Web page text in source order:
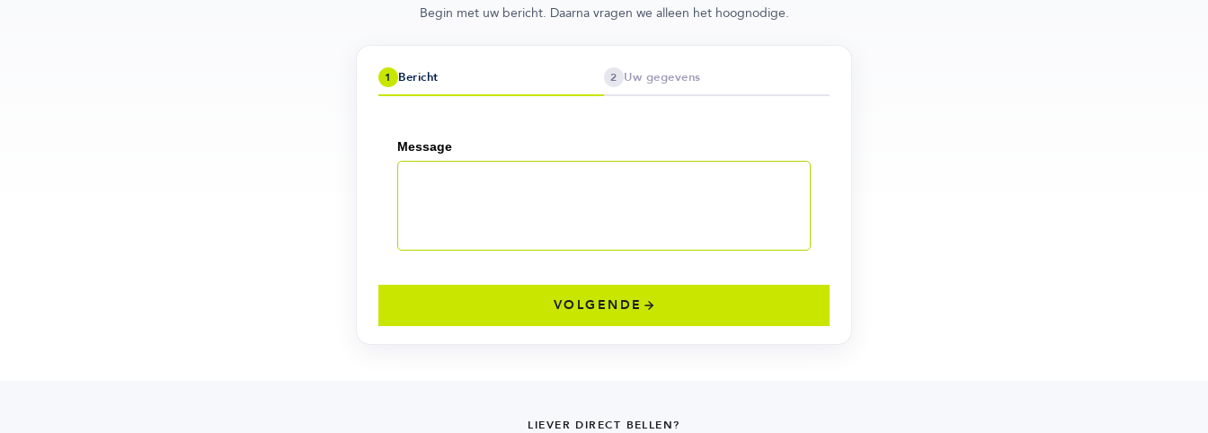
Begin met uw bericht. Daarna vragen we alleen het hoognodige.
1 Bericht 2 Uw gegevens
Message
VOLGENDE
LIEVER DIRECT BELLEN?